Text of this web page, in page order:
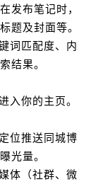
发布笔记时，
题及封面等。
词匹配度、内
结果。
入你的主页。
位推送同城博
光量。
体（社群、微